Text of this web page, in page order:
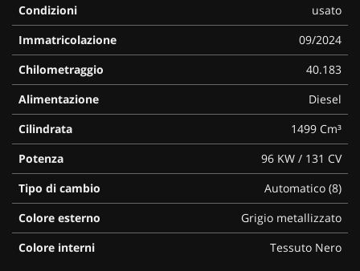
Condizioni
usato
Immatricolazione
09/2024
Chilometraggio
40.183
Alimentazione
Diesel
Cilindrata
1499 Cm³
Potenza
96 KW / 131 CV
Tipo di cambio
Automatico (8)
Colore esterno
Grigio metallizzato
Colore interni
Tessuto Nero